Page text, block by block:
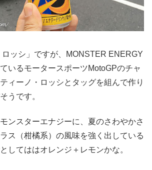
ロッシ」ですが、MONSTER ENERGY
いるモータースポーツMotoGPのチャ
ィーノ・ロッシとタッグを組んで作り
うです。
ンスターエナジーに、夏のさわやかさ
ス（柑橘系）の風味を強く出している
してははオレンジ＋レモンかな。